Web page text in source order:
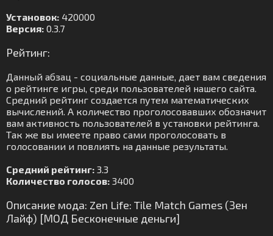
Установок: 420000
Версия: 0.3.7
Рейтинг:
Данный абзац - социальные данные, дает вам сведения
о рейтинге игры, среди пользователей нашего сайта.
Средний рейтинг создается путем математических
вычислений. А количество проголосовавших обозначит
вам активность пользователей в установки рейтинга.
Так же вы имеете право сами проголосовать в
голосовании и повлиять на данные результаты.
Средний рейтинг: 3.3
Количество голосов: 3400
Описание мода: Zen Life: Tile Match Games (Зен
Лайф) [МОД Бесконечные деньги]